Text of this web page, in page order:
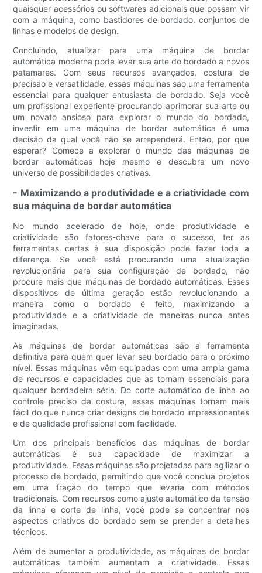
quaisquer acessórios ou softwares adicionais que possam vir
com a máquina, como bastidores de bordado, conjuntos de
linhas e modelos de design.
Concluindo, atualizar para uma máquina de bordar
automática moderna pode levar sua arte do bordado a novos
patamares. Com seus recursos avançados, costura de
precisão e versatilidade, essas máquinas são uma ferramenta
essencial para qualquer entusiasta de bordado. Seja você
um profissional experiente procurando aprimorar sua arte ou
um novato ansioso para explorar o mundo do bordado,
investir em uma máquina de bordar automática é uma
decisão da qual você não se arrependerá. Então, por que
esperar? Comece a explorar o mundo das máquinas de
bordar automáticas hoje mesmo e descubra um novo
universo de possibilidades criativas.
- Maximizando a produtividade e a criatividade com
sua máquina de bordar automática
No mundo acelerado de hoje, onde produtividade e
criatividade são fatores-chave para o sucesso, ter as
ferramentas certas à sua disposição pode fazer toda a
diferença. Se você está procurando uma atualização
revolucionária para sua configuração de bordado, não
procure mais que máquinas de bordado automáticas. Esses
dispositivos de última geração estão revolucionando a
maneira como o bordado é feito, maximizando a
produtividade e a criatividade de maneiras nunca antes
imaginadas.
As máquinas de bordar automáticas são a ferramenta
definitiva para quem quer levar seu bordado para o próximo
nível. Essas máquinas vêm equipadas com uma ampla gama
de recursos e capacidades que as tornam essenciais para
qualquer bordadeira séria. Do corte automático de linha ao
controle preciso da costura, essas máquinas tornam mais
fácil do que nunca criar designs de bordado impressionantes
e de qualidade profissional com facilidade.
Um dos principais benefícios das máquinas de bordar
automáticas é sua capacidade de maximizar a
produtividade. Essas máquinas são projetadas para agilizar o
processo de bordado, permitindo que você conclua projetos
em uma fração do tempo que levaria com métodos
tradicionais. Com recursos como ajuste automático da tensão
da linha e corte de linha, você pode se concentrar nos
aspectos criativos do bordado sem se prender a detalhes
técnicos.
Além de aumentar a produtividade, as máquinas de bordar
automáticas também aumentam a criatividade. Essas